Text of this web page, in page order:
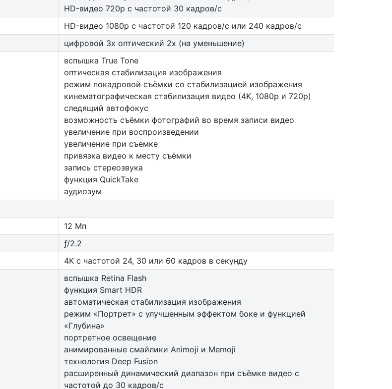
HD-видео 720p с частотой 30 кадров/ с
HD-видео 1080р c частотой 120 кадров/ с или 240 кадров/ с
цифровой 3х оптический 2x (на уменьшение)
вспышка True Tone
оптическая стабилизация изображения
режим покадровой съёмки со стабилизацией изображения
кинематографическая стабилизация видео (4K, 1080p и 720p)
следящий автофокус
возможность съёмки фотографий во время записи видео
увеличение при воспроизведении
увеличение при съемке
привязка видео к месту съёмки
запись стереозвука
функция QuickTake
аудиозум
12 Мп
ƒ/2.2
4K с частотой 24, 30 или 60 кадров в секунду
вспышка Retina Flash
функция Smart HDR
автоматическая стабилизация изображения
режим «Портрет» с улучшенным эффектом боке и функцией
«Глубина»
портретное освещение
анимированные смайлики Animoji и Memoji
технология Deep Fusion
расширенный динамический диапазон при съёмке видео с
частотой до 30 кадров/ с